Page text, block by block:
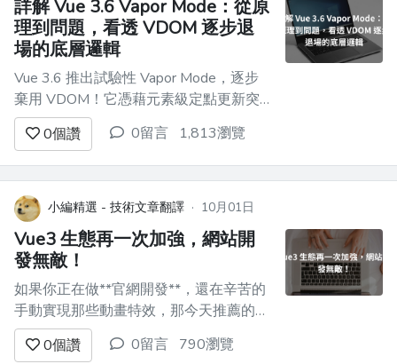
詳解 Vue 3.6 Vapor Mode：從原
理到問題，看透 VDOM 逐步退
場的底層邏輯
Vue 3.6 推出試驗性 Vapor Mode，逐步
棄用 VDOM！它憑藉元素級定點更新突
破 VDOM 性能瓶頸，借助抽象代碼兼容
跨平台，但存在編譯壓力與產物體積問
題，讓你看透 Vue 性能進化的方向！ ##
引言 > 2025/07/25日 vue conf中提到，
vue3.6將可以...
0個讚 0留言 1,813瀏覽
小編精選 - 技術文章翻譯 · 10月01日
Vue3 生態再一次加強，網站開
發無敵！
如果你正在做**官網開發**，還在辛苦的
手動實現那些動畫特效，那今天推薦的這
個庫，至少讓你提前`4小時`開始摸魚! 以
前，面對設計師的那些炫酷動畫，實現起
0個讚 0留言 790瀏覽